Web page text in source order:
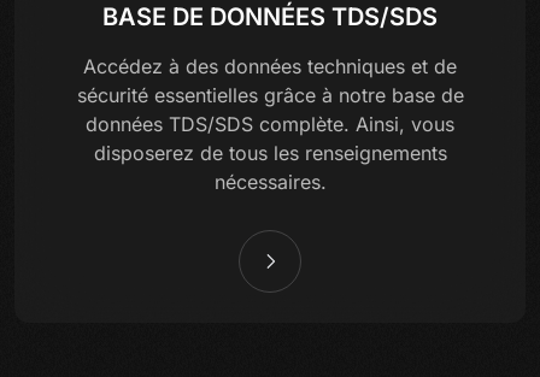
BASE DE DONNÉES TDS/SDS
Accédez à des données techniques et de
sécurité essentielles grâce à notre base de
données TDS/SDS complète. Ainsi, vous
disposerez de tous les renseignements
nécessaires.